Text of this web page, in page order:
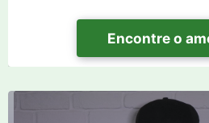
Encontre o